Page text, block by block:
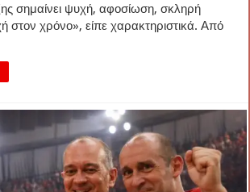
σημαίνει ψυχή, αφοσίωση, σκληρή
στον χρόνο», είπε χαρακτηριστικά. Από